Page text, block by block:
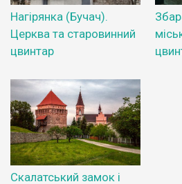
Нагірянка (Бучач).
Церква та старовинний
цвинтар
Скалатський замок і